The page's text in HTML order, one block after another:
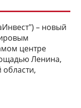
– новый
центре
Ленина,
области,